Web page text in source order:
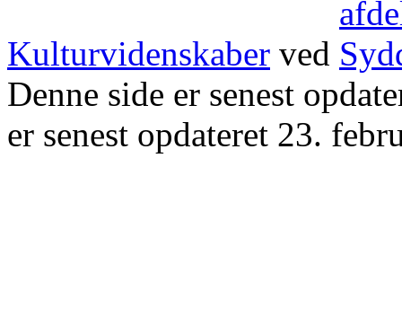
Kulturvidenskaber ved
Denne side er senest
er senest opdateret 23.